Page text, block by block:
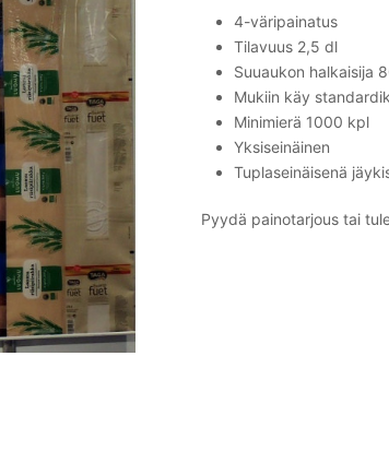
4-väripainatus
Tilavuus 2,5 dl
Suuaukon halkaisija
Mukiin käy
Minimierä 1000 kpl
Yksiseinäinen
Tuplaseinäisenä
Pyydä painotarjous tai